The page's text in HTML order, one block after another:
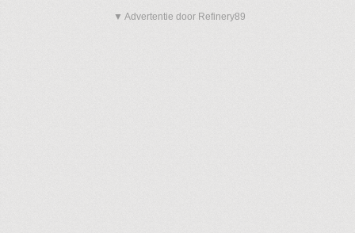
▼ Advertentie door Refinery89